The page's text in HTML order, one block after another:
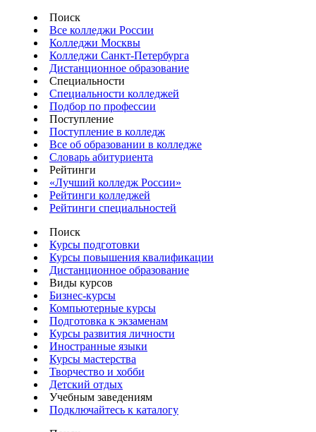
Поиск
Все колледжи России
Колледжи Москвы
Колледжи Санкт-Петербурга
Дистанционное образование
Специальности
Специальности колледжей
Подбор по профессии
Поступление
Поступление в колледж
Все об образовании в колледже
Словарь абитуриента
Рейтинги
«Лучший колледж России»
Рейтинги колледжей
Рейтинги специальностей
Поиск
Курсы подготовки
Курсы повышения квалификации
Дистанционное образование
Виды курсов
Бизнес-курсы
Компьютерные курсы
Подготовка к экзаменам
Курсы развития личности
Иностранные языки
Курсы мастерства
Творчество и хобби
Детский отдых
Учебным заведениям
Подключайтесь к каталогу